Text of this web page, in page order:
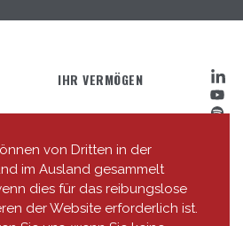
von Dritten in der
im Ausland gesammelt
dies für das reibungslose
der Website erforderlich ist.
IHR VERMÖGEN
UNSER TEAM